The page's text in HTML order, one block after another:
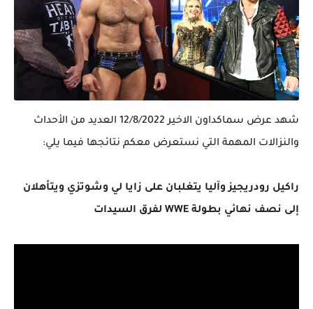
شهد عرض سماكداون الاخير 12/8/2022 العديد من الأحداث
والنزالات المهمة التي نستعرض معكم نتائجها فيما يلي:
راكيل رودريجيز وآليا يتغلبان على زايا لي وشوتزي ويتأهلان
إلى نصف نهائي بطولة WWE لفرق السيدات